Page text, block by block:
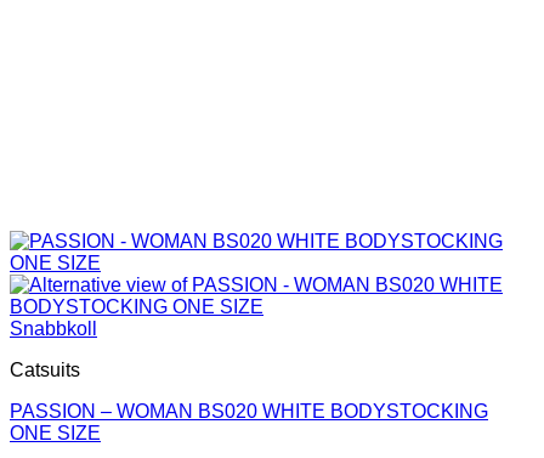
Snabbkoll
Catsuits
PASSION – WOMAN BS020 WHITE BODYSTOCKING
ONE SIZE